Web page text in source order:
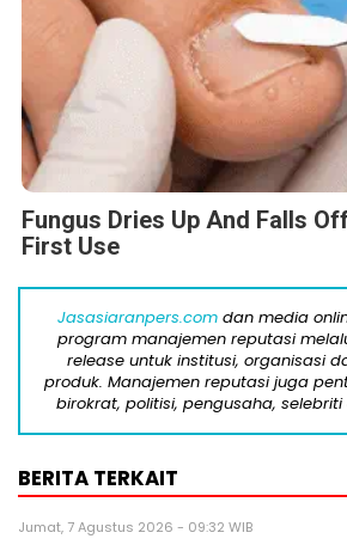
Fungus Dries Up And Falls
First Use
Jasasiaranpers.com dan media
program manajemen reputasi
release untuk institusi, organisasi
produk. Manajemen reputasi juga
birokrat, politisi, pengusaha,
BERITA TERKAIT
Jumat, 7 Agustus 2026 - 09:32 WIB